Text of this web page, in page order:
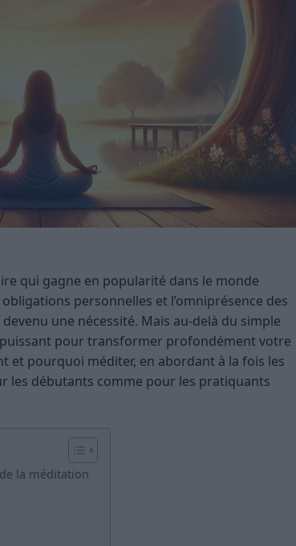
qui gagne en popularité dans le monde
personnelles et l’omniprésence des
une nécessité. Mais au-delà du simple
pour transformer profondément votre
et pourquoi méditer, en abordant à la fois les
les débutants comme pour les pratiquants
la méditation